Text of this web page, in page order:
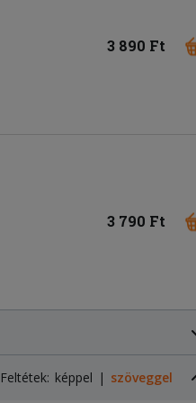
3 890 Ft
3 790 Ft
Feltétek: képpel szöveggel